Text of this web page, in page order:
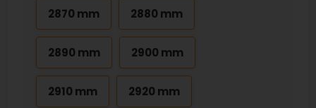
2870 mm 2880 mm
2890 mm 2900 mm
2910 mm 2920 mm